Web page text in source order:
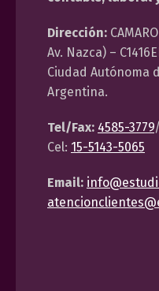
Dirección:
Av. Nazca) –
Ciudad Autónoma
Argentina.
Tel/Fax: 4585-3779
Cel: 15-5143-5065
Email: